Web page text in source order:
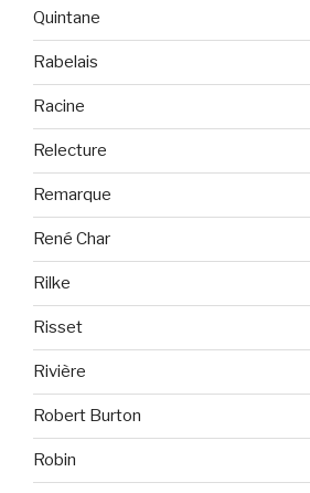
Quintane
Rabelais
Racine
Relecture
Remarque
René Char
Rilke
Risset
Rivière
Robert Burton
Robin